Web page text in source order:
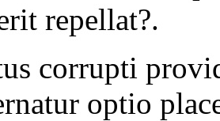
repellat?.
corrupti
optio